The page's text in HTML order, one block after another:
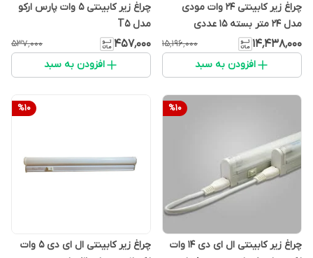
چراغ زیر کابینتی 24 وات مودی
مدل 24 متر بسته 15 عددی
۱۴٬۴۳۸٬۰۰۰ ۱۵٬۱۹۶٬۰۰۰
افزودن به سبد
چراغ زیر کابینتی 5 وات پارس ارکو
مدل T5
۴۵۷٬۰۰۰ ۵۳۷٬۰۰۰
افزودن به سبد
%10
چراغ زیر کابینتی ال ای دی 14 وات
%10
چراغ زیر کابینتی ال ای دی 5 وات